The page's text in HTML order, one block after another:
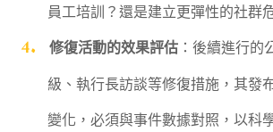
員工培訓？還是建立更彈性的社群
修復活動的效果評估：後續進行的
級、執行長訪談等修復措施，其發
變化，必須與事件數據對照，以科